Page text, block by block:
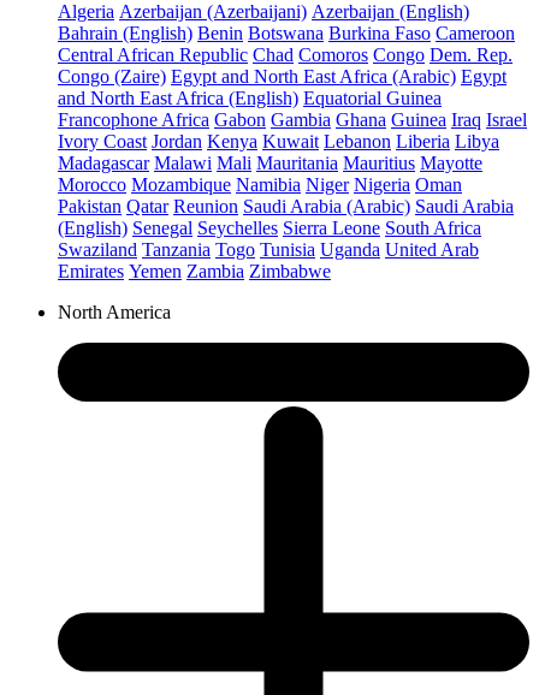
Algeria Azerbaijan (Azerbaijani) Azerbaijan (English)
Bahrain (English) Benin Botswana Burkina Faso Cameroon
Central African Republic Chad Comoros Congo Dem. Rep.
Congo (Zaire) Egypt and North East Africa (Arabic) Egypt
and North East Africa (English) Equatorial Guinea
Francophone Africa Gabon Gambia Ghana Guinea Iraq Israel
Ivory Coast Jordan Kenya Kuwait Lebanon Liberia Libya
Madagascar Malawi Mali Mauritania Mauritius Mayotte
Morocco Mozambique Namibia Niger Nigeria Oman
Pakistan Qatar Reunion Saudi Arabia (Arabic) Saudi Arabia
(English) Senegal Seychelles Sierra Leone South Africa
Swaziland Tanzania Togo Tunisia Uganda United Arab
Emirates Yemen Zambia Zimbabwe
North America